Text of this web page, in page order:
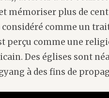
mémoriser plus de
comme un
perçu comme une
Des églises sont
à des fins de